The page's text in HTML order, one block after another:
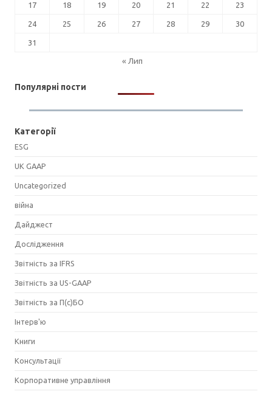
17 18 19 20 21 22 23
24 25 26 27 28 29 30
31
« Лип
Популярні пости
Категорії
ESG
UK GAAP
Uncategorized
війна
Дайджест
Дослідження
Звітність за IFRS
Звітність за US-GAAP
Звітність за П(с)БО
Інтерв'ю
Книги
Консультації
Корпоративне управління